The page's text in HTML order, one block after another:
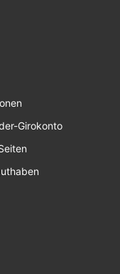
Girokonto